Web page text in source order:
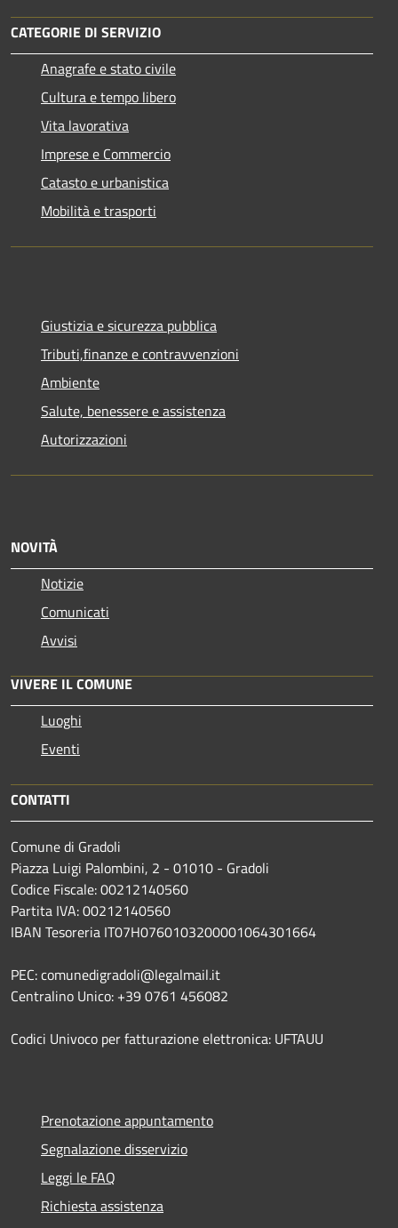
CATEGORIE DI SERVIZIO
Anagrafe e stato civile
Cultura e tempo libero
Vita lavorativa
Imprese e Commercio
Catasto e urbanistica
Mobilità e trasporti
Giustizia e sicurezza pubblica
Tributi,finanze e contravvenzioni
Ambiente
Salute, benessere e assistenza
Autorizzazioni
NOVITÀ
Notizie
Comunicati
Avvisi
VIVERE IL COMUNE
Luoghi
Eventi
CONTATTI
Comune di Gradoli
Piazza Luigi Palombini, 2 - 01010 - Gradoli
Codice Fiscale: 00212140560
Partita IVA: 00212140560
IBAN Tesoreria IT07H0760103200001064301664
PEC: comunedigradoli@legalmail.it
Centralino Unico: +39 0761 456082
Codici Univoco per fatturazione elettronica: UFTAUU
Prenotazione appuntamento
Segnalazione disservizio
Leggi le FAQ
Richiesta assistenza